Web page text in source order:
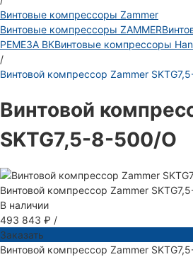
Винтовые компрессоры Zammer
Винтовые компрессоры ZAMMER
РЕМЕЗА ВКВинтовые компрессоры
/
Винтовой компрессор Zammer
Винтовой
SKTG7,5-8-500/O
Винтовой компрессор Zammer
В наличии
493 843 ₽ /
Заказать
Винтовой компрессор Zammer